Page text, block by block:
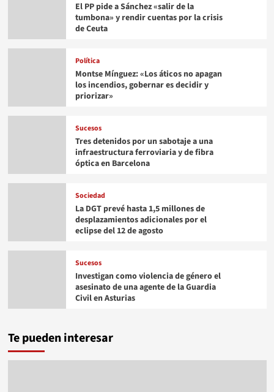
El PP pide a Sánchez «salir de la
tumbona» y rendir cuentas por la crisis
de Ceuta
Política
Montse Mínguez: «Los áticos no apagan
los incendios, gobernar es decidir y
priorizar»
Sucesos
Tres detenidos por un sabotaje a una
infraestructura ferroviaria y de fibra
óptica en Barcelona
Sociedad
La DGT prevé hasta 1,5 millones de
desplazamientos adicionales por el
eclipse del 12 de agosto
Sucesos
Investigan como violencia de género el
asesinato de una agente de la Guardia
Civil en Asturias
Te pueden interesar